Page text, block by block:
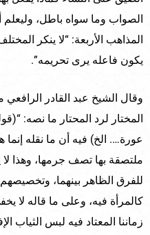
الصواب وما سواه باطل،
المذاهب الأربعة: “لا ينكر
يكون فاعله يرى تحريمه”.
وقال الشيخ عبد القادر الرافعي
المختار لرد المحتار ما نصه:
عورة…. الخ) فيه أن ما نقله إنما
ملتصقة بها تصف جرمها، وهذا
للفرق الظاهر بينهما،
كالمرأة فيه، وعلى ما قاله
زماننا المعتاد فيه لبس الثياب